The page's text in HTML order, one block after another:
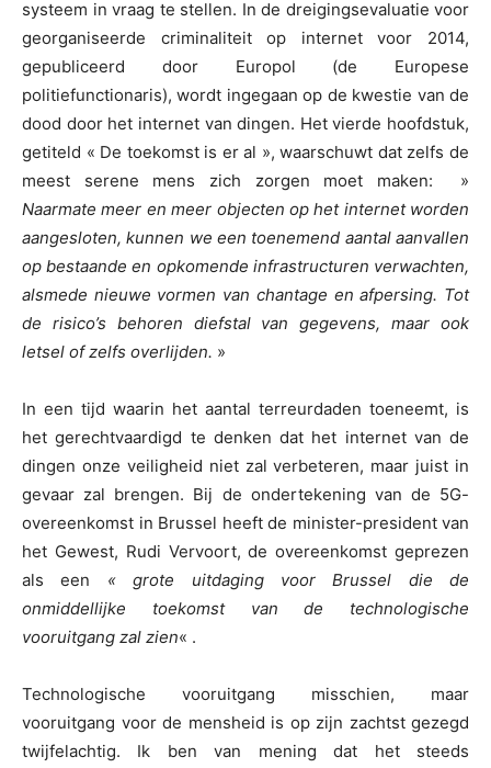
systeem in vraag te stellen. In de dreigingsevaluatie voor
georganiseerde criminaliteit op internet voor 2014,
gepubliceerd door Europol (de Europese
politiefunctionaris), wordt ingegaan op de kwestie van de
dood door het internet van dingen. Het vierde hoofdstuk,
getiteld « De toekomst is er al », waarschuwt dat zelfs de
meest serene mens zich zorgen moet maken: »
Naarmate meer en meer objecten op het internet worden
aangesloten, kunnen we een toenemend aantal aanvallen
op bestaande en opkomende infrastructuren verwachten,
alsmede nieuwe vormen van chantage en afpersing. Tot
de risico’s behoren diefstal van gegevens, maar ook
letsel of zelfs overlijden. »
In een tijd waarin het aantal terreurdaden toeneemt, is
het gerechtvaardigd te denken dat het internet van de
dingen onze veiligheid niet zal verbeteren, maar juist in
gevaar zal brengen. Bij de ondertekening van de 5G-
overeenkomst in Brussel heeft de minister-president van
het Gewest, Rudi Vervoort, de overeenkomst geprezen
als een « grote uitdaging voor Brussel die de
onmiddellijke toekomst van de technologische
vooruitgang zal zien« .
Technologische vooruitgang misschien, maar
vooruitgang voor de mensheid is op zijn zachtst gezegd
twijfelachtig. Ik ben van mening dat het steeds